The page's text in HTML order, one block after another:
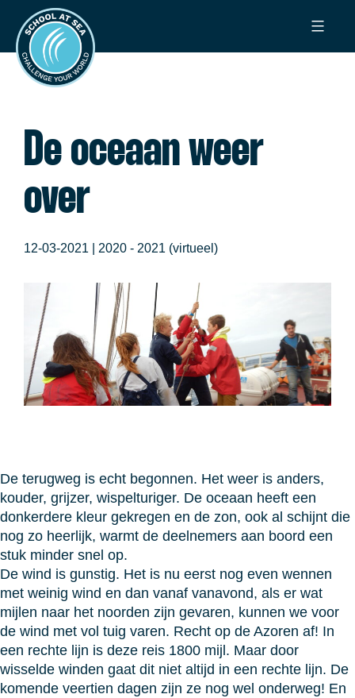
naar
inhoud
School
at
Sea
De oceaan weer
over
12-03-2021 | 2020 - 2021 (virtueel)
De terugweg is echt begonnen. Het weer is anders,
kouder, grijzer, wispelturiger. De oceaan heeft een
donkerdere kleur gekregen en de zon, ook al schijnt die
nog zo heerlijk, warmt de deelnemers aan boord een
stuk minder snel op.
De wind is gunstig. Het is nu eerst nog even wennen
met weinig wind en dan vanaf vanavond, als er wat
mijlen naar het noorden zijn gevaren, kunnen we voor
de wind met vol tuig varen. Recht op de Azoren af! In
een rechte lijn is deze reis 1800 mijl. Maar door
wisselde winden gaat dit niet altijd in een rechte lijn. De
komende veertien dagen zijn ze nog wel onderweg! En